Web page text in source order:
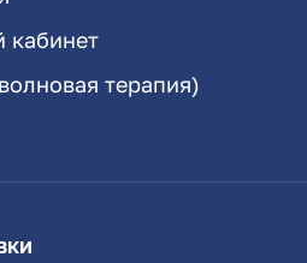
кабинет
терапия)